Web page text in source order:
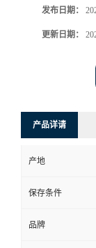
发布日期：
更新日期：
产品详请
产地
保存条件
品牌